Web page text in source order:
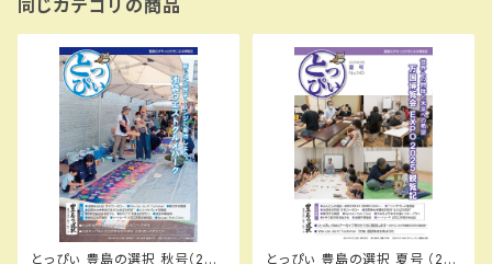
同じカテゴリの商品
とっぴぃ 豊島の選択 秋号（202
とっぴぃ 豊島の選択 夏号 （20